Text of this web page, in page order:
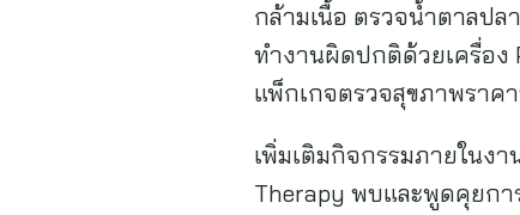
กล้ามเนื้อ ตรวจน้ำตาลป
ทำงานผิดปกติด้วยเครื่อง
แพ็กเกจตรวจสุขภาพราค
เพิ่มเติมกิจกรรมภายในง
Therapy พบและพูดคุยกา